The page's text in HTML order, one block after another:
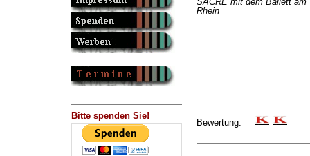
Bitte spenden Sie!
Rhein
Bewertung: